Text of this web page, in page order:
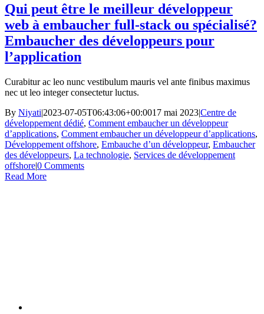
Qui peut être le meilleur développeur
web à embaucher full-stack ou spécialisé?
Embaucher des développeurs pour
l’application
Curabitur ac leo nunc vestibulum mauris vel ante finibus maximus
nec ut leo integer consectetur luctus.
By Niyati|2023-07-05T06:43:06+00:0017 mai 2023|Centre de
développement dédié, Comment embaucher un développeur
d’applications, Comment embaucher un développeur d’applications,
Développement offshore, Embauche d’un développeur, Embaucher
des développeurs, La technologie, Services de développement
offshore|0 Comments
Read More